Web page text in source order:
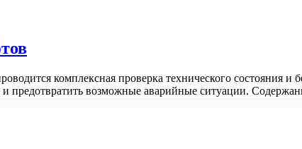
комплексная проверка технического состояния и
и предотвратить возможные аварийные ситуации.